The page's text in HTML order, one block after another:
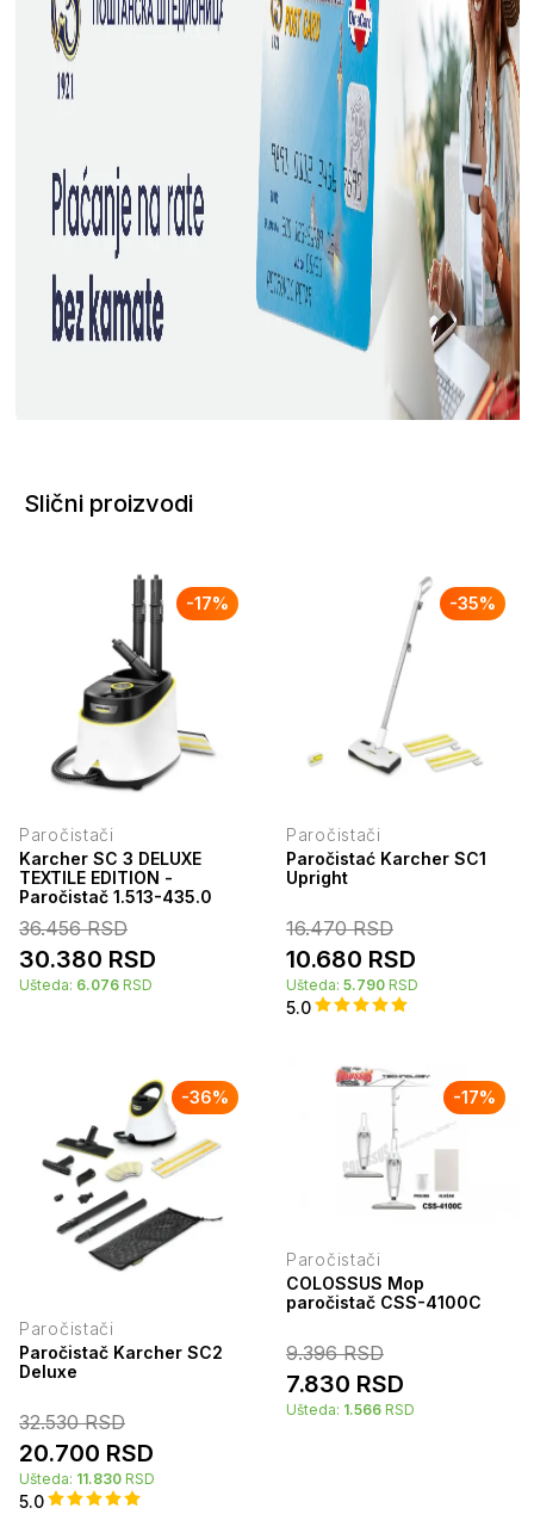
Slični proizvodi
-17%
Paročistači
Karcher SC 3 DELUXE
TEXTILE EDITION -
Paročistač 1.513-435.0
36.456 RSD
30.380 RSD
Ušteda: 6.076 RSD
-35%
Paročistači
Paročistać Karcher SC1
Upright
5.0
16.470RSD
10.680 RSD
Ušteda: 5.790 RSD
-36%
Paročistači
Paročistač Karcher SC2
Deluxe
5.0
32.530RSD
20.700 RSD
Ušteda: 11.830 RSD
-17%
Paročistači
COLOSSUS Mop
paročistač CSS-4100C
9.396 RSD
7.830 RSD
Ušteda: 1.566 RSD